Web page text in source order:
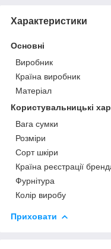
Характеристики
Основні
Виробник
Країна виробник
Матеріал
Користувальницькі
Вага сумки
Розміри
Сорт шкіри
Країна реєстрації
Фурнітура
Колір виробу
Приховати